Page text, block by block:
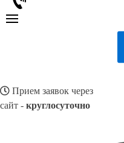
Прием заявок через
сайт - круглосуточно